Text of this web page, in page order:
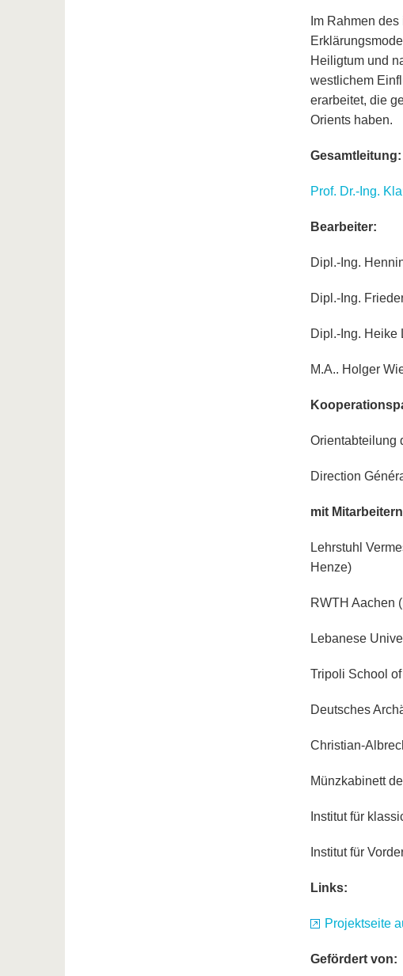
Im Rahmen
Heiligtum und
westlichem
erarbeitet, die
Orients haben.
Gesamtleitung:
Prof. Dr.-Ing.
Bearbeiter:
Dipl.-Ing.
Dipl.-Ing.
Dipl.-Ing. Heike
M.A.. Holger
Orientabteilung
Direction
mit
Lehrstuhl
Henze)
RWTH Aachen
Lebanese
Tripoli School
Deutsches
Christian-
Münzkabinett
Institut für
Institut für
Links:
Projektseite
Gefördert von: